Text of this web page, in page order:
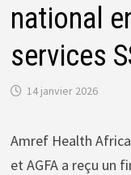
national
services
14 janvier 2026
Amref Health Africa
et AGFA a reçu un